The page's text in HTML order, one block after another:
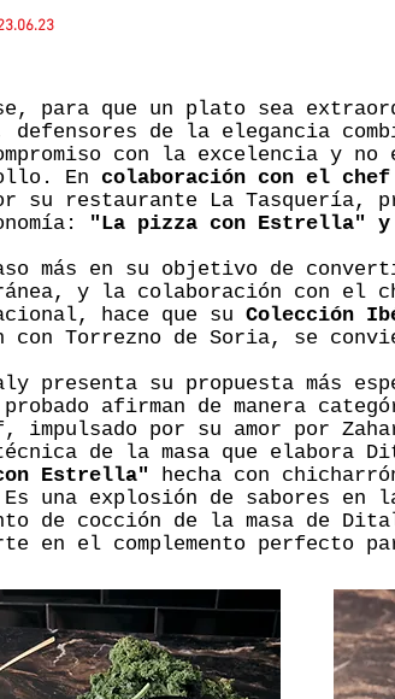
.06.23
para que un plato sea
defensores de la elegancia
con la excelencia y no
En colaboración con el
su restaurante La Tasquería,
"La pizza con Estrella" y
más en su objetivo de
y la colaboración con el
hace que su Colección
con Torrezno de Soria, se
presenta su propuesta más
afirman de manera
por su amor por
de la masa que elabora
Estrella" hecha con
una explosión de sabores en
de cocción de la masa de
en el complemento perfecto